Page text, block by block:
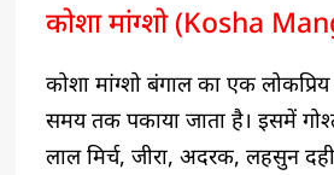
कोशा मांग्शो (Kosha
कोशा मांग्शो बंगाल का एक
समय तक पकाया जाता है। इसमें
लाल मिर्च, जीरा, अदरक, लहसुन